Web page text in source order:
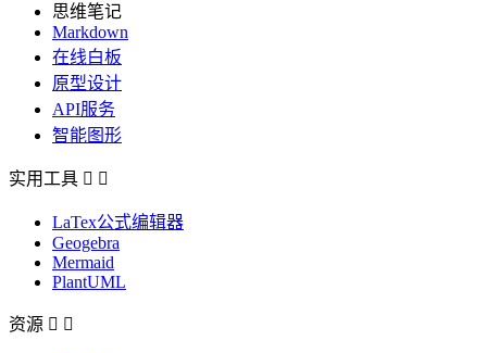
思维笔记
Markdown
在线白板
原型设计
API服务
智能图形
实用工具  
LaTex公式编辑器
Geogebra
Mermaid
PlantUML
资源  